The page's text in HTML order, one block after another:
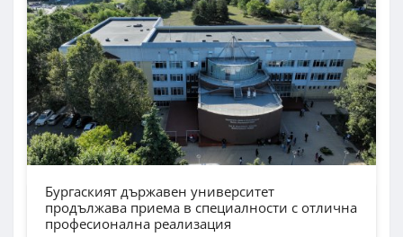
Бургаският държавен университет
продължава приема в специалности с отлична
професионална реализация